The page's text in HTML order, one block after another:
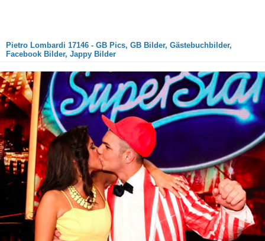
Pietro Lombardi 17146 - GB Pics, GB Bilder, Gästebuchbilder,
Facebook Bilder, Jappy Bilder